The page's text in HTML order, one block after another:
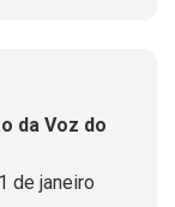
da Voz do
de janeiro